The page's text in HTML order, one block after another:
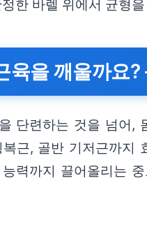
한 바렐 위에서 균형
육을 깨울까요
단련하는 것을 넘어,
근, 골반 기저근까지
력까지 끌어올리는